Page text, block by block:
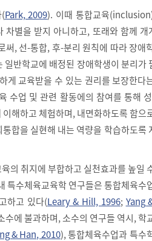
Park, 2009). 이때 통합교육
별을 받지 아니하고, 또래와 함께 개
, 선-통합, 후-분리 원칙에 따라 장애
일반학교에 배정된 장애학생이 분리가
게 교육받을 수 있는 권리를 보장한다
수업 및 관련 활동에의 참여를 통해
해하고 체험하며, 내면화하도록 함으
합을 실현해 내는 역량을 학습하도록
의 취지에 부합하고 실천효과를 높일
특수체육교육학 연구들은 통합체육수
하고 있다(Leary & Hill, 1996; Yang
에 불과하며, 소수의 연구들 역시, 학
& Han, 2010), 통합체육수업과 특수